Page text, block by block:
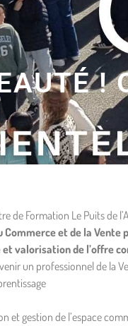
!
de Formation Le Puits de
Commerce et de la
valorisation de l’offre
un professionnel de la
et gestion de l’espace